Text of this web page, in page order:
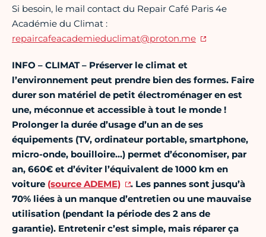
Si besoin, le mail contact du Repair Café Paris 4e
Académie du Climat :
repaircafeacademieduclimat@proton.me
INFO – CLIMAT – Préserver le climat et
l’environnement peut prendre bien des formes. Faire
durer son matériel de petit électroménager en est
une, méconnue et accessible à tout le monde !
Prolonger la durée d’usage d’un an de ses
équipements (TV, ordinateur portable, smartphone,
micro-onde, bouilloire…) permet d’économiser, par
an, 660€ et d’éviter l’équivalent de 1000 km en
voiture (source ADEME)
. Les pannes sont jusqu’à
70% liées à un manque d’entretien ou une mauvaise
utilisation (pendant la période des 2 ans de
garantie). Entretenir c’est simple, mais réparer ça